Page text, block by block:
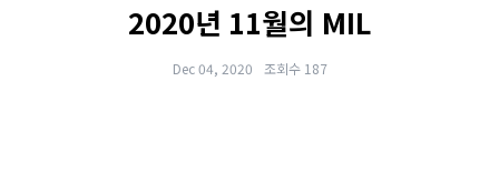
2020년 11월의 MIL
Dec 04, 2020 조회수 187